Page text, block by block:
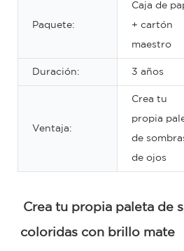
Paquete:
Caja de
+ cartón
maestro
Duración: 3 años
Ventaja:
Crea tu
propia
de
de ojos
Crea tu propia paleta de
coloridas con brillo mate